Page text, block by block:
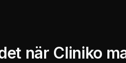
när Cliniko